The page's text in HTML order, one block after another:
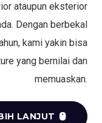
ataupun eksterior
Dengan berbekal
kami yakin bisa
yang bernilai dan
memuaskan.
LANJUT